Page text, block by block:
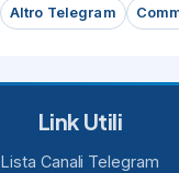
Altro Telegram
Link Utili
Lista Canali Telegram